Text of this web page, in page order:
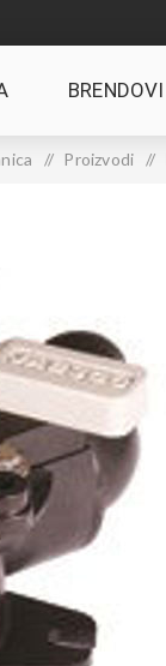
BRENDOVI
/ Proizvodi /